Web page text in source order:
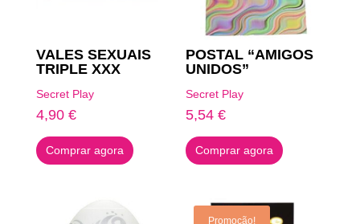
VALES SEXUAIS
TRIPLE XXX
Secret Play
4,90 €
Comprar agora
POSTAL “AMIGOS
UNIDOS”
Secret Play
5,54€
Comprar agora
Promoção!